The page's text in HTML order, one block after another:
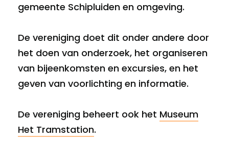
gemeente Schipluiden en omgeving.
De vereniging doet dit onder andere door
het doen van onderzoek, het organiseren
van bijeenkomsten en excursies, en het
geven van voorlichting en informatie.
De vereniging beheert ook het Museum
Het Tramstation.